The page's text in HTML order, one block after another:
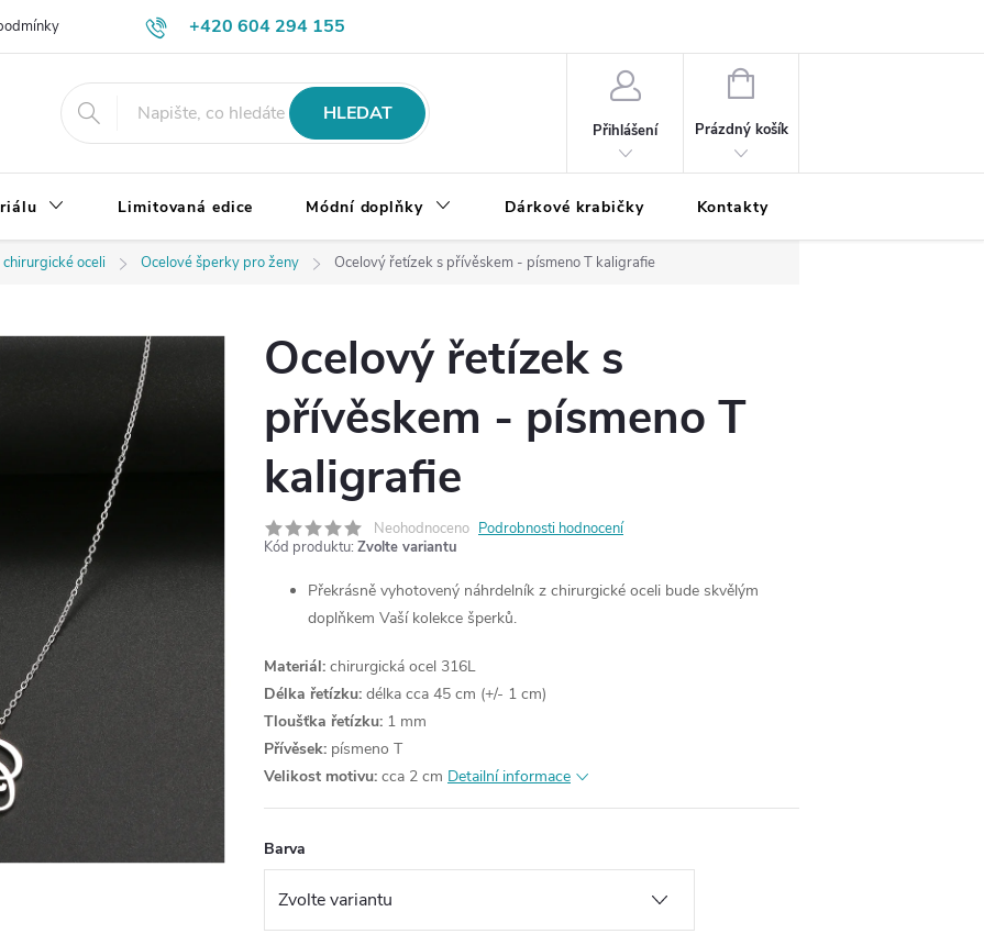
+420 604 294 155
Výměna, vrácení a reklamace zboží
HLEDAT
Přihlášení
NÁKUPNÍ
Prázdný košík
Limitovaná edice Módní doplňky Dárkové krabičky Kontakty
oceli Ocelové šperky pro ženy Ocelový řetízek s přívěskem - písmeno T kaligrafie
Ocelový řetízek s
přívěskem - písmeno T
kaligrafie
Neohodnoceno Podrobnosti hodnocení
Kód produktu: Zvolte variantu
Překrásně vyhotovený náhrdelník z chirurgické oceli bude skvělým
doplňkem Vaší kolekce šperků.
Materiál: chirurgická ocel 316L
Délka řetízku: délka cca 45 cm (+/- 1 cm)
Tloušťka řetízku: 1 mm
Přívěsek: písmeno T
Velikost motivu: cca 2 cm Detailní informace
Barva